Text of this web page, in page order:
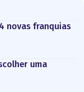
novas franquias
uma